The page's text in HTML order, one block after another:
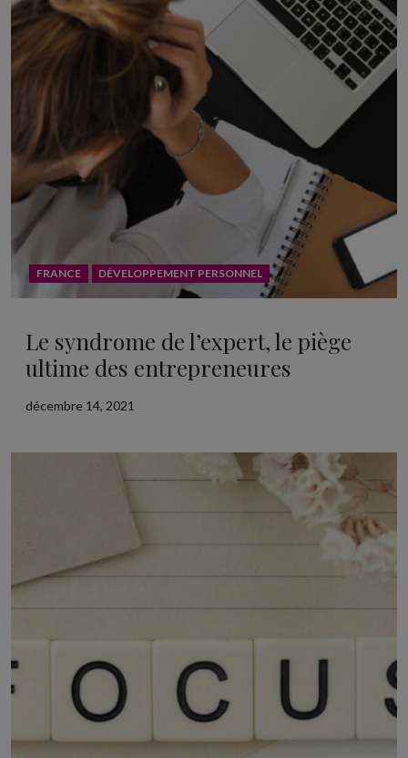
FRANCE DÉVELOPPEMENT PERSONNEL
Le syndrome de l’expert, le piège
ultime des entrepreneures
décembre 14, 2021